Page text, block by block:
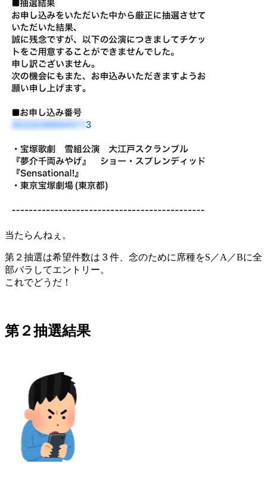
当たらんねぇ。
第２抽選は希望件数は３件、念のために席種をS／A／Bに全
部バラしてエントリー。
これでどうだ！
第２抽選結果